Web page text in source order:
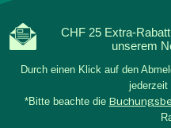
CHF 25 Extra-
unserem
Durch einen Klick auf den
jederzeit
*Bitte beachte die